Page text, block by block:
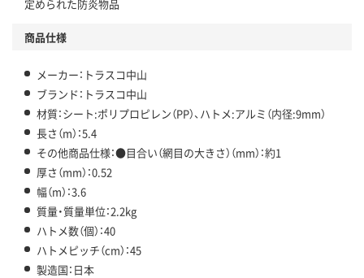
定められた防炎物品
商品仕様
メーカー：トラスコ中山
ブランド：トラスコ中山
材質：シート:ポリプロピレン（PP）、ハトメ:アルミ（内径:9mm）
長さ（m）：5.4
その他商品仕様：●目合い（網目の大きさ）（mm）：約1
厚さ（mm）：0.52
幅（m）：3.6
質量・質量単位：2.2kg
ハトメ数（個）：40
ハトメピッチ（cm）：45
製造国：日本